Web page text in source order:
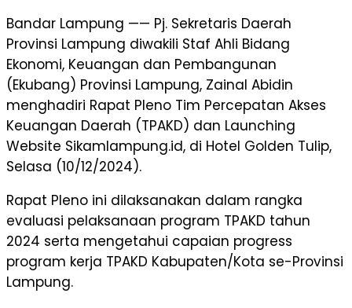
Bandar Lampung —— Pj. Sekretaris Daerah
Provinsi Lampung diwakili Staf Ahli Bidang
Ekonomi, Keuangan dan Pembangunan
(Ekubang) Provinsi Lampung, Zainal Abidin
menghadiri Rapat Pleno Tim Percepatan Akses
Keuangan Daerah (TPAKD) dan Launching
Website Sikamlampung.id, di Hotel Golden Tulip,
Selasa (10/12/2024).
Rapat Pleno ini dilaksanakan dalam rangka
evaluasi pelaksanaan program TPAKD tahun
2024 serta mengetahui capaian progress
program kerja TPAKD Kabupaten/Kota se-Provinsi
Lampung.